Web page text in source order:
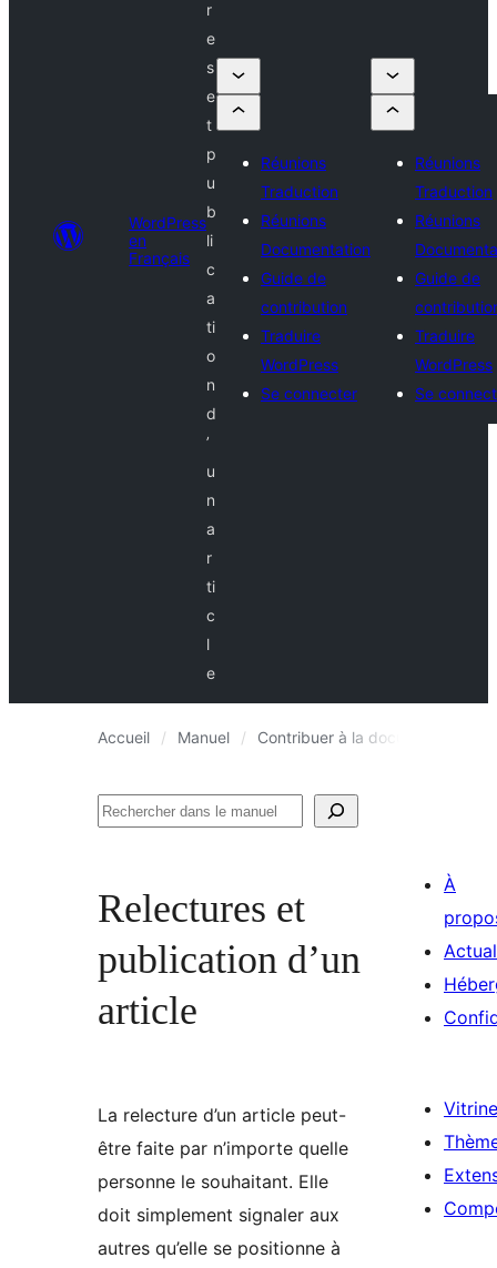
WordPress
en
Français
r
e
s
e
t
p
u
b
li
c
a
ti
o
n
d
’
u
n
a
r
ti
c
l
e
Réunions
Traduction
Réunions
Documentation
Guide de
contribution
Traduire
WordPress
Se connecter
Réunions
Traduction
Réunions
Guide de
Traduire
WordPress
Se
Accueil Manuel Contribuer à la documentation
Rechercher
Relectures et
publication d’un
article
La relecture d’un article peut-
être faite par n’importe quelle
personne le souhaitant. Elle
doit simplement signaler aux
autres qu’elle se positionne à
À
Vitrine